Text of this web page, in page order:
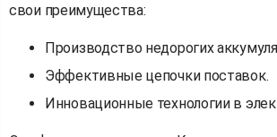
свои преимущества:
Производство недорогих
Эффективные цепочки поставок.
Инновационные технологии в